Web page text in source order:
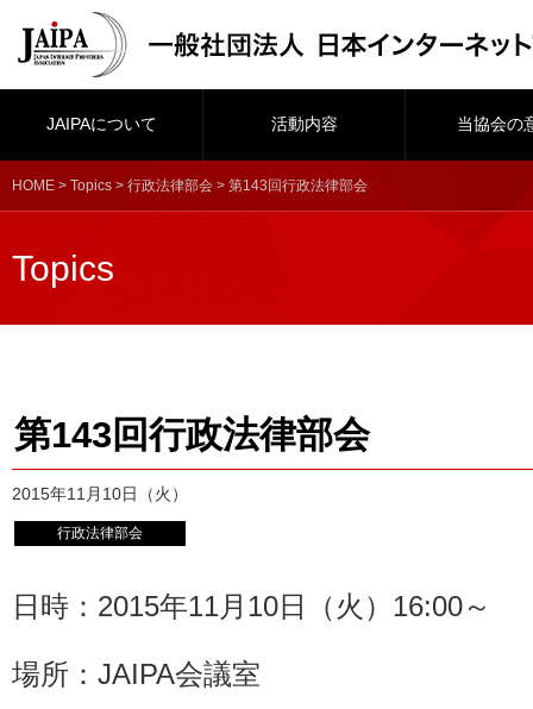
JAIPAについて 活動内容 当協会の
HOME > Topics > 行政法律部会 > 第143回行政法律部会
Topics
第143回行政法律部会
2015年11月10日（火）
行政法律部会
日時：2015年11月10日（火）16:00～
場所：JAIPA会議室